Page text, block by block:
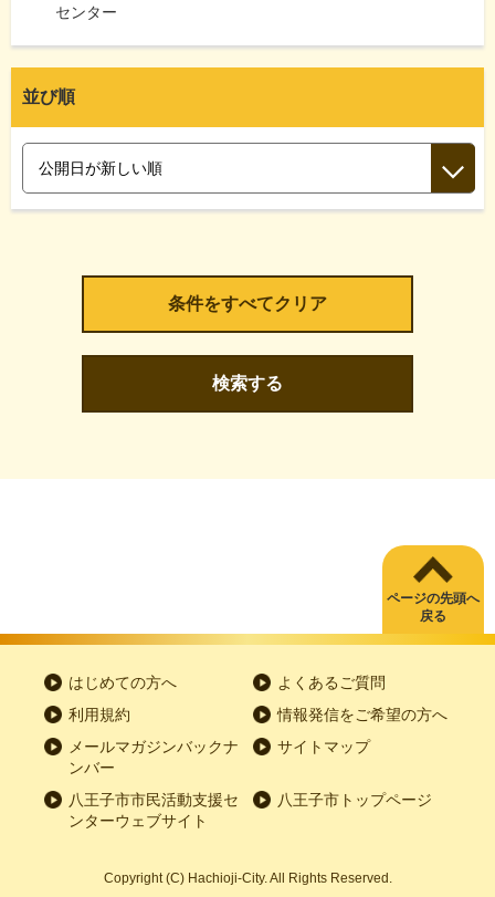
センター
並び順
検索する
ページの先頭へ
戻る
はじめての方へ
よくあるご質問
利用規約
情報発信をご希望の方へ
メールマガジンバックナ
ンバー
サイトマップ
八王子市市民活動支援セ
ンターウェブサイト
八王子市トップページ
Copyright (C) Hachioji-City. All Rights Reserved.